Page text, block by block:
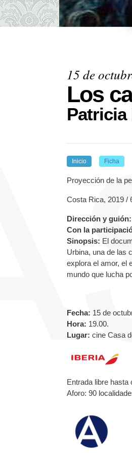
15 de
Los
Patricia
Inicio Ficha
Proyección de la
Costa Rica, 2019 /
Dirección y guión:
Con la
Sinopsis: El
Urbina, una de las
explora el amor, el
mundo que lucha
Fecha: 15 de
Hora: 19.00.
Lugar: cine Casa
Entrada libre hasta
Aforo: 90